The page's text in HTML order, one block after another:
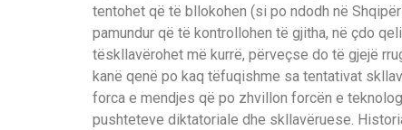
tentohet që të bllokohen (si po ndodh në Shqipë
pamundur që të kontrollohen të gjitha, në çdo
tëskllavërohet më kurrë, përveçse do të gjejë
kanë qenë po kaq tëfuqishme sa tentativat skllav
forca e mendjes që po zhvillon forcën e
pushteteve diktatoriale dhe skllavëruese.